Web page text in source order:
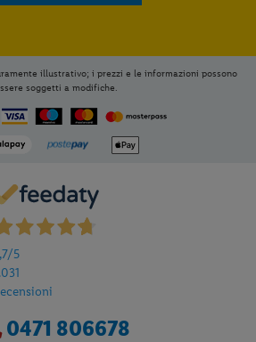
illustrativo; i prezzi e le informazioni possono
soggetti a modifiche.
/5
0471 806678
apri il menu opzioni evidenziato
e selezionaInstalla